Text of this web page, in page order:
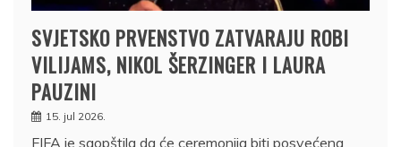
SVJETSKO PRVENSTVO ZATVARAJU ROBI
VILIJAMS, NIKOL ŠERZINGER I LAURA
PAUZINI
15. jul 2026.
FIFA je saopštila da će ceremonija biti posvećena